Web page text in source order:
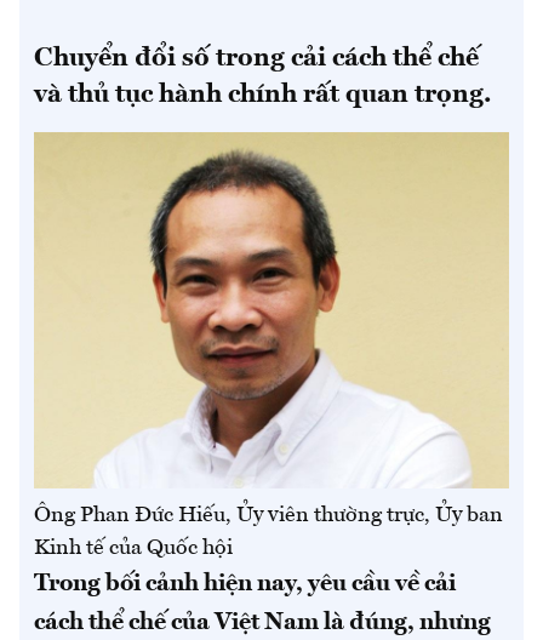
Chuyển đổi số trong cải cách thể chế
và thủ tục hành chính rất quan trọng.
Ông Phan Đức Hiếu, Ủy viên thường trực, Ủy ban
Kinh tế của Quốc hội
Trong bối cảnh hiện nay, yêu cầu về cải
cách thể chế của Việt Nam là đúng, nhưng